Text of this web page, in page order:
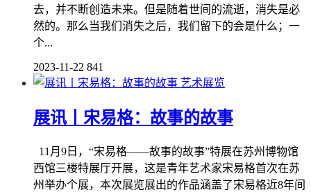
去，并不断创造未来。但是随着世间的流逝，消失是必
然的。那么当我们消失之后，我们留下的会是什么；一
个...
2023-11-22 841
艺术展览
展讯丨宋易格：故事的故事
11月9日，“宋易格——故事的故事”特展在苏州博物馆
西馆三楼特展厅开展，这是青年艺术家宋易格首次在苏
州举办个展，本次展览展出的作品涵盖了宋易格近8年间